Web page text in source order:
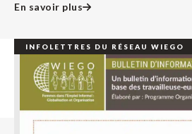
En savoir plus
INFOLETTRES DU RÉSEAU WIEGO